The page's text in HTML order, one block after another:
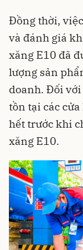
Đồng thời,
và đánh giá
xăng E10 đã
lượng sản
doanh. Đối với
tồn tại các
hết trước khi
xăng E10.